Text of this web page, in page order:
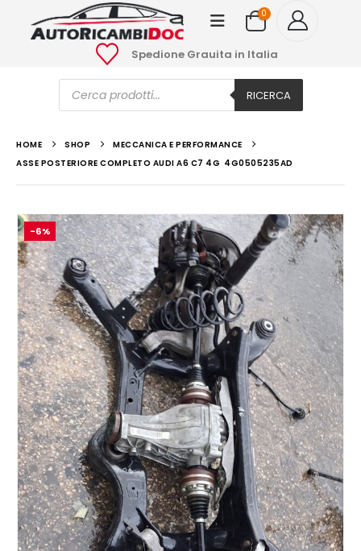
0
Spedione Grauita in Italia
Ricerca
prodotti RICERCA
HOME SHOP
MECCANICA E PERFORMANCE
ASSE POSTERIORE COMPLETO AUDI A6 C7 4G 4G0505235AD
-6%